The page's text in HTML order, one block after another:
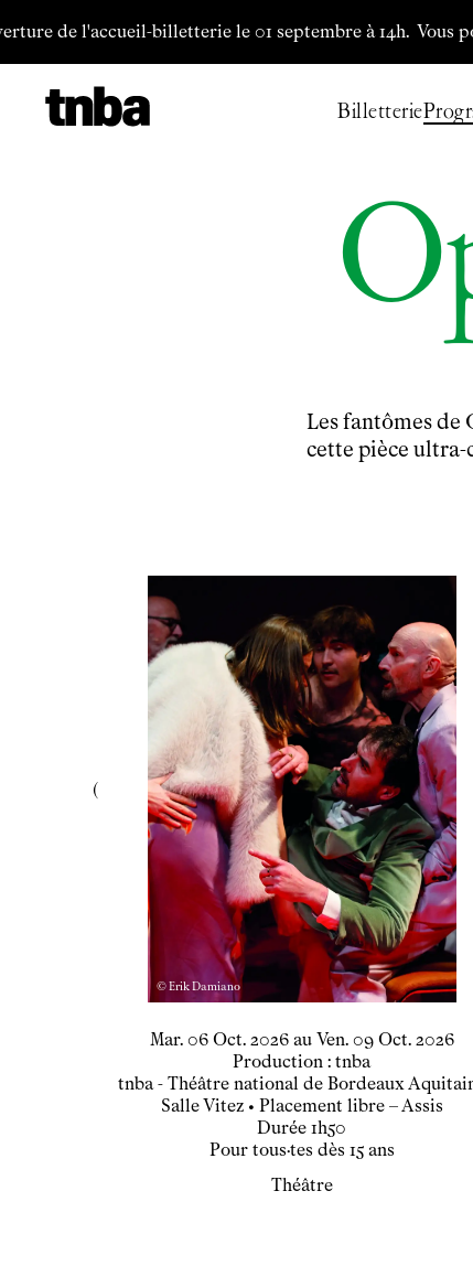
billetterie le 01 septembre à 14h.Vous pouvez
Billetterie
Les fantômes de
cette pièce ultra-
© Erik Damiano
du
mardi
Mar. 06 octobre
Oct. 2026 au au
vendredi
Ven. 09 octobre
Oct. 2026
Production : tnba
tnba - Théâtre national de Bordeaux
Salle Vitez• Placement libre – Assis
Durée1h50
Pour tous·tes dès 15 ans
Théâtre